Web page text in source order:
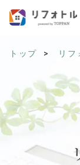
トップ リフ